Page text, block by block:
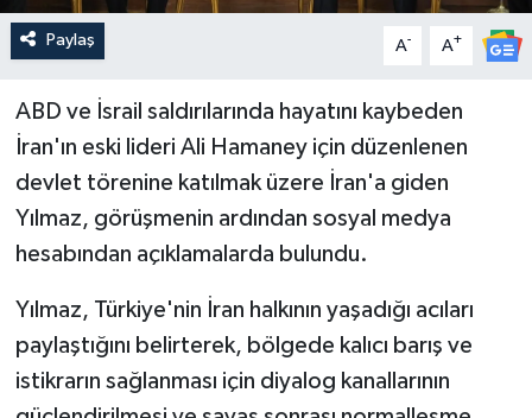
Paylaş A- A+
ABD ve İsrail saldırılarında hayatını kaybeden
İran'ın eski lideri Ali Hamaney için düzenlenen
devlet törenine katılmak üzere İran'a giden
Yılmaz, görüşmenin ardından sosyal medya
hesabından açıklamalarda bulundu.
Yılmaz, Türkiye'nin İran halkının yaşadığı acıları
paylaştığını belirterek, bölgede kalıcı barış ve
istikrarın sağlanması için diyalog kanallarının